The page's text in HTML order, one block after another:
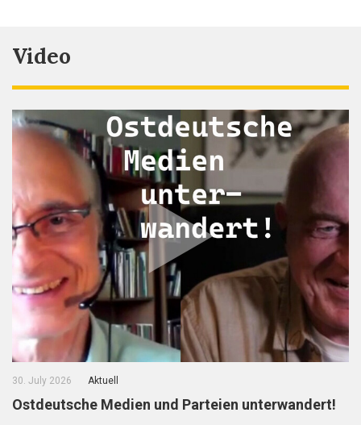
Video
30. July 2026 Aktuell
Ostdeutsche Medien und Parteien unterwandert!